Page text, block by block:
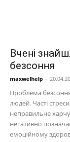
Вчені
безсоння
maxwelhelp -
Проблема безсоння
людей. Часті
неправильне
негативно
емоційному